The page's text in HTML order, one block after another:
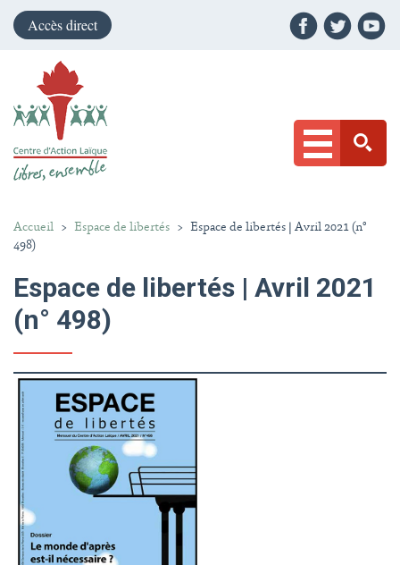
Accès direct
Accueil > Espace de libertés > Espace de libertés | Avril 2021 (n°
498)
Espace de libertés | Avril 2021
(n° 498)